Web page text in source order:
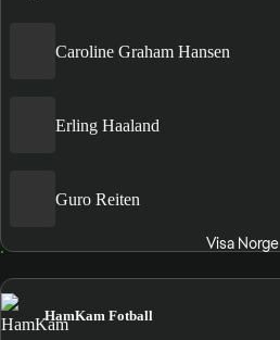
Caroline Graham Hansen
Erling Haaland
Guro Reiten
Visa Norge
HamKam Fotball